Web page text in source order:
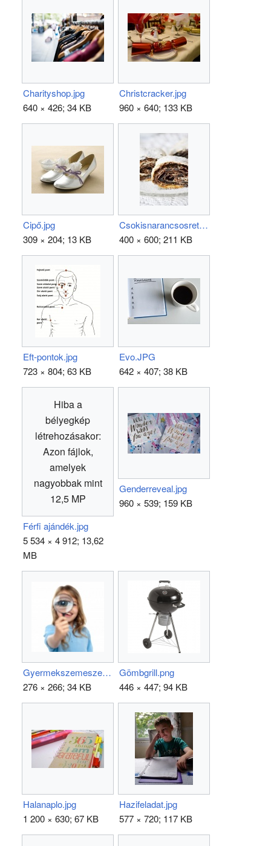
Charityshop.jpg
640 × 426; 34 KB
Christcracker.jpg
960 × 640; 133 KB
Cipő.jpg
309 × 204; 13 KB
Csokisnarancsosretes04.jpg
400 × 600; 211 KB
Eft-pontok.jpg
723 × 804; 63 KB
Evo.JPG
642 × 407; 38 KB
Hiba a
bélyegkép
létrehozásakor:
Azon fájlok,
amelyek
nagyobbak mint
12,5 MP
Férfi ajándék.jpg
5 534 × 4 912; 13,62
MB
Genderreveal.jpg
960 × 539; 159 KB
Gyermekszemeszet.jpg
276 × 266; 34 KB
Gömbgrill.png
446 × 447; 94 KB
Halanaplo.jpg
1 200 × 630; 67 KB
Hazifeladat.jpg
577 × 720; 117 KB